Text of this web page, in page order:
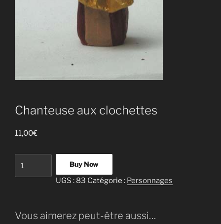
Chanteuse aux clochettes
11,00€
Buy Now
UGS : 83 Catégorie : Personnages
Vous aimerez peut-être aussi…